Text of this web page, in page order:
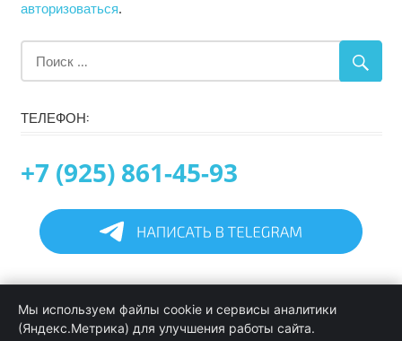
авторизоваться.
ТЕЛЕФОН:
+7 (925) 861-45-93
Информация
Мы используем файлы cookie и сервисы аналитики
(Яндекс.Метрика) для улучшения работы сайта.